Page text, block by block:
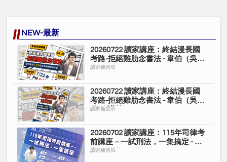
NEW-最新
20260722 讀家講座：終結漫長國
考路-拒絕雞肋念書法 - 韋伯（吳宗
翰）(影片)
讀家補習班
20260722 讀家講座：終結漫長國
考路-拒絕雞肋念書法 - 韋伯（吳宗
翰）(講義)
讀家補習班
20260702 讀家講座：115年司律考
前講座－一試刑法，一集搞定 - 諾
恩(王諾恩)(影片)
讀家補習班